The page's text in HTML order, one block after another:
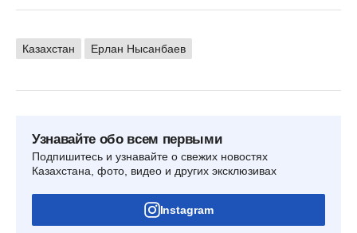
Казахстан Ерлан Нысанбаев
Узнавайте обо всем первыми
Подпишитесь и узнавайте о свежих новостях
Казахстана, фото, видео и других эксклюзивах
Instagram